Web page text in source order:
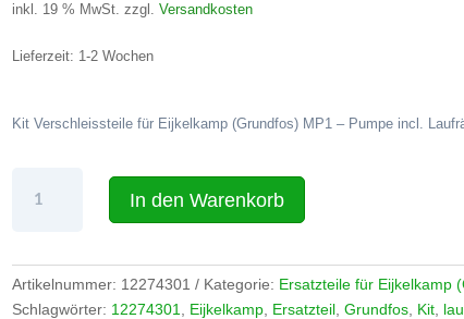
inkl. 19 % MwSt. zzgl.Versandkosten
Lieferzeit: 1-2 Wochen
Kit Verschleissteile für Eijkelkamp (Grundfos) MP1 – Pumpe incl.
Verschleissteile
für
Eijkelkamp
In den Warenkorb
Artikelnummer: 12274301 Kategorie: Ersatzteile für Eijkelkamp
Schlagwörter: 12274301 Eijkelkamp Ersatzteil ,Grundfos Kit